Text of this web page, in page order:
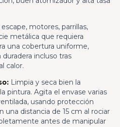
motores, parrillas,
metálica que requiera
una cobertura uniforme,
incluso tras
calor.
Limpia y seca bien la
pintura. Agita el envase varias
usando protección
una distancia de 15 cm al rociar
antes de manipular